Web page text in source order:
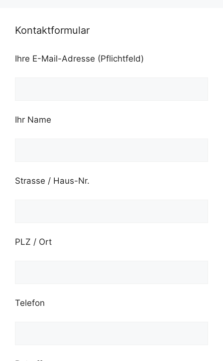
Kontaktformular
Ihre E-Mail-Adresse (Pflichtfeld)
Ihr Name
Strasse / Haus-Nr.
PLZ / Ort
Telefon